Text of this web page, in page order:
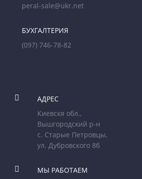
peral-sale@ukr.net
БУХГАЛТЕРИЯ
(097) 746-78-82

АДРЕС
Киевскя обл.,
Вышгородский р-н
с. Старые Петровцы,
ул. Дубровского 8б

МЫ РАБОТАЕМ